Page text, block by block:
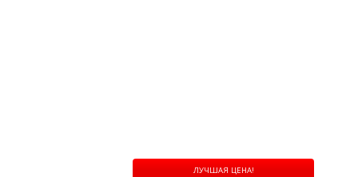
ЛУЧШАЯ ЦЕНА!